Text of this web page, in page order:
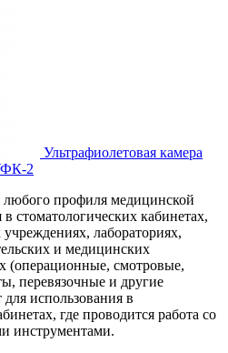
Ультрафиолетовая камера
2
профиля медицинской
стоматологических кабинетах,
лабораториях,
и медицинских
(операционные, смотровые,
перевязочные и другие
использования в
где проводится работа со
инструментами.